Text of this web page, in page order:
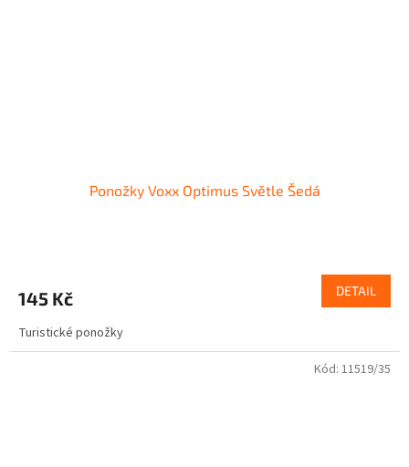
Ponožky Voxx Optimus Světle Šedá
145 Kč DETAIL
Turistické ponožky
Kód: 11519/35